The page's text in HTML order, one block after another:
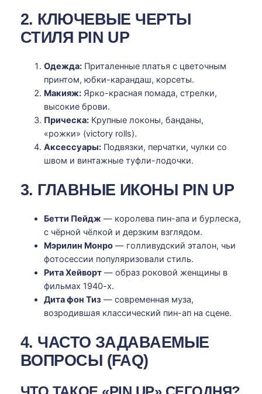
2. КЛЮЧЕВЫЕ ЧЕРТЫ
СТИЛЯ PIN UP
Одежда:Приталенные платья с цветочным
принтом, юбки-карандаш, корсеты.
Макияж:Ярко-красная помада, стрелки,
высокие брови.
Прическа:Крупные локоны, банданы,
«рожки» (victory rolls).
Аксессуары:Подвязки, перчатки, чулки со
швом и винтажные туфли-лодочки.
3. ГЛАВНЫЕ ИКОНЫ PIN UP
Бетти Пейдж — королева пин-апа и бурлеска,
с чёрной чёлкой и дерзким взглядом.
Мэрилин Монро— голливудский эталон, чьи
фотосессии популяризовали стиль.
Рита Хейворт— образ роковой женщины в
фильмах 1940-х.
Дита фон Тиз — современная муза,
возродившая классический пин-ап на сцене.
4. ЧАСТО ЗАДАВАЕМЫЕ
ВОПРОСЫ (FAQ)